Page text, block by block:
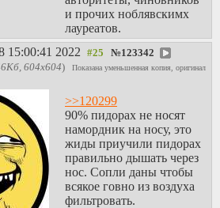
и прочих ноблявскимх
лауреатов.
15:00:41 2022 №123342
604x604)
Показана уменьшенная копия, оригинал
>>120299
90% пидорах не носят
намордник на носу, это
жиды приучили пидорах
правильно дышать через
нос. Сопли даны чтобы
всякое говно из воздуха
фильтровать.